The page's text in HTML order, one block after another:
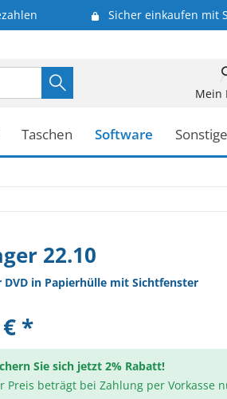
Sicher einkaufen mit
Mein
Taschen Software
22.10
DVD in Papierhülle mit Sichtfenster
*
Sie sich jetzt 2% Rabatt!
Preis beträgt bei Zahlung per Vorkasse